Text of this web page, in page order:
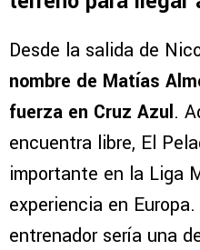
Desde la salida de
nombre de Matías
fuerza en Cruz Azul.
encuentra libre, El
importante en la Liga
experiencia en
entrenador sería una